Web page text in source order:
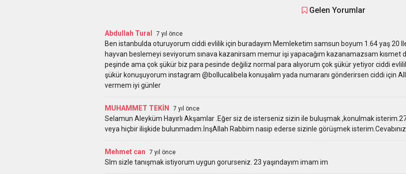
Gelen Yorumlar
Abdullah Tural 7 yıl önce
Ben istanbulda oturuyorum ciddi evlilik için buradayım Memleketim samsun boyum 1.64 yaş 20
hayvan beslemeyi seviyorum sınava kazanirsam memur işi yapacağım kazanamazsam kısmet
peşinde ama çok şükür biz para pesinde değiliz normal para alıyorum çok şükür yetiyor ciddi
şükür konuşuyorum instagram @bollucalibela konuşalım yada numaranı gönderirsen ciddi için
vermem iyi günler
MUHAMMET TEKİN 7 yıl önce
Selamun Aleyküm Hayırlı Akşamlar .Eğer siz de isterseniz sizin ile buluşmak ,konulmak
veya hiçbir ilişkide bulunmadım.İnşAllah Rabbim nasip ederse sizinle görüşmek
Mehmet can 7 yıl önce
Slm sizle tanışmak istiyorum uygun gorurseniz. 23 yaşındayım imam im